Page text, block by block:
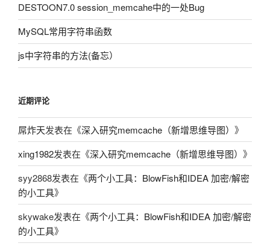
DESTOON7.0 session_memcahe中的一处Bug
MySQL常用字符串函数
js中字符串的方法(备忘）
近期评论
屌炸天发表在《深入研究memcache（新增思维导图） 》
xing1982发表在《深入研究memcache（新增思维导图） 》
syy2868发表在《两个小工具：BlowFish和IDEA 加密/解密
的小工具》
skywake发表在《两个小工具：BlowFish和IDEA 加密/解密
的小工具》